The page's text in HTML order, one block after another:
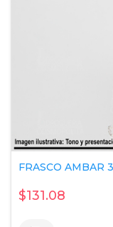
FRASCO AMBAR
$131.08